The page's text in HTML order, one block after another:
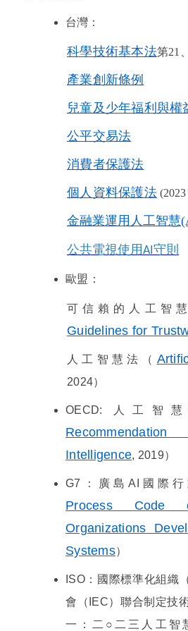
台灣：
科學技術基本法第21
產業創新條例
兒童及少年福利與權
公平交易法
消費者保護法
個人資料保護法(2023
金融業運用人工智慧
公共電視使用AI 守則
歐盟：
可信賴的人工智
Guidelines for
人工智慧法（
2024）
OECD: 人工智
Intelligence, 2019）
G7 ：廣島AI 國際
Process Code
Organizations
Systems）
ISO：國際標準化組織
會（ IEC）聯合制定技
一：二○二三人工智